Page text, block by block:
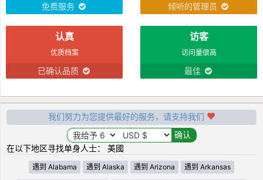
免费服务 倾听的管理员
认真
优质档案
已确认品质
访客
访问量很高
最佳
我们努力为您提供最好的服务，请支持我们
在以下地区寻找单身人士： 美國
遇到 Alabama 遇到 Alaska 遇到 Arizona 遇到 Arkansas